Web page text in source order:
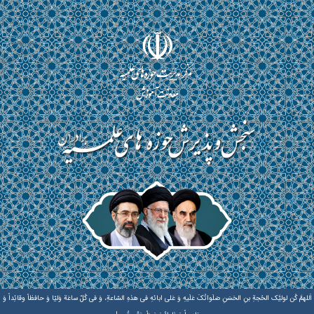
اَللهمَّ کُن لولیَّک الحُجةِ بنِ الحَسَنِ صَلَواتُکَ عَلَیهِ وَ عَلی ابائهِ فی هذهِ السّاعةِ، وَ فی کُلّ ساعَة وَلیّا وَ حافظاً وقائِداً وَ